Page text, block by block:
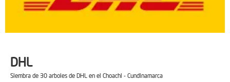
DHL
Siembra de 30 arboles de DHL en el Choachi - Cundinamarca